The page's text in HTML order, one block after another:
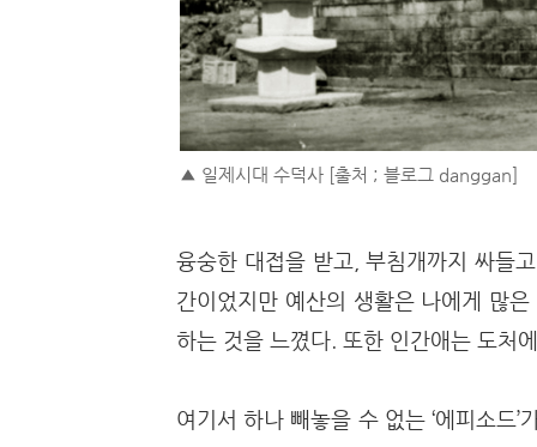
▲ 일제시대 수덕사 [출처 ; 블로그 danggan]
융숭한 대접을 받고, 부침개까지 싸들
간이었지만 예산의 생활은 나에게 많
하는 것을 느꼈다. 또한 인간애는 도처
여기서 하나 빼놓을 수 없는 ‘에피소드